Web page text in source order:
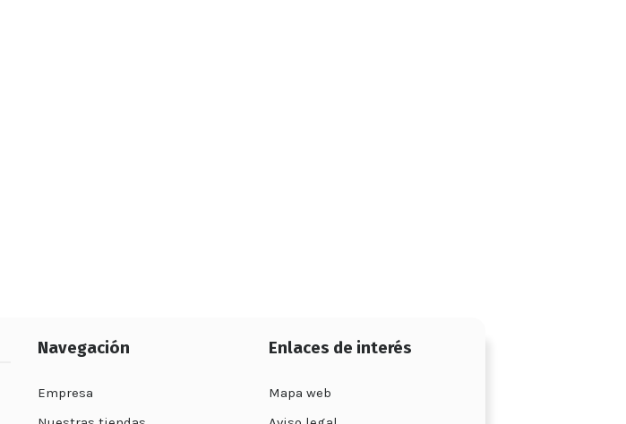
Navegación
Empresa
Enlaces de interés
Mapa web